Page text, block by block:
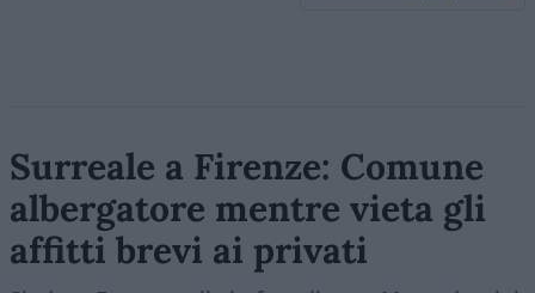
Surreale a Firenze: Comune
albergatore mentre vieta gli
affitti brevi ai privati